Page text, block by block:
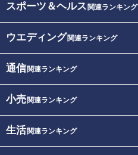
スポーツ＆ヘルス 関連ランキング
ウエディング関連ランキング
通信関連ランキング
小売関連ランキング
生活関連ランキング